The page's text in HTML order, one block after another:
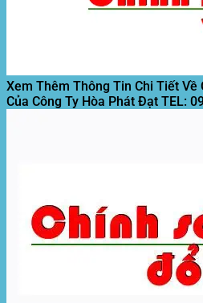
Xem Thêm Thông Tin Chi Tiết Về
Của Công Ty Hòa Phát Đạt TEL: